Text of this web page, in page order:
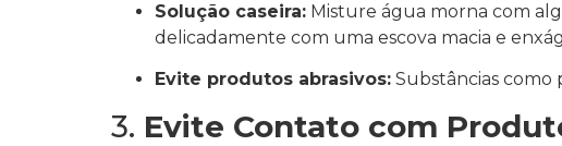
Solução caseira: Misture água morna com
delicadamente com uma escova macia e
Evite produtos abrasivos: Substâncias como
3. Evite Contato com